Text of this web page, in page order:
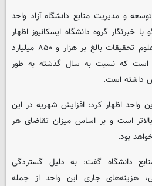
و مدیریت منابع دانشگاه آزاد واحد
خبرنگار گروه دانشگاه ایسکانیوزاظهار
کرد: بودجه سال جاری واحد علوم تحقیقات بالغ بر هزار و ۸۵۰ میلیارد
است که نسبت به سال گذشته به طور
واحد اظهار کرد: افزایش شهریه در این
است و بر اساس میزان تقاضای هر
بود.
دانشگاه گفت: به دلیل گستردگی
هزینه‌های جاری این واحد از جمله